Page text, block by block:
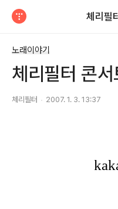
체리필
노래이야기
체리필터 콘
체리필터 2007. 1. 3. 13:37